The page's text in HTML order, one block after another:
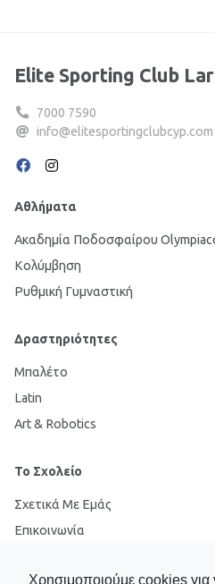
Χρησιμοποιούμε cookies για
Elite Sporting Club
7000 7590
info@elitesportingclubcyp.com
Αθλήματα
Ακαδημία Ποδοσφαίρου
Κολύμβηση
Ρυθμική Γυμναστική
Δραστηριότητες
Μπαλέτο
Latin
Art & Robotics
Το Σχολείο
Σχετικά Με Εμάς
Επικοινωνία